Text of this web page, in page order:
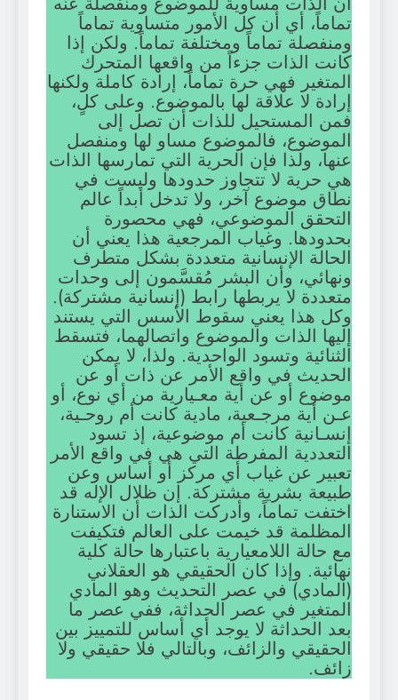
تماماً، أي أن كل الأمور متساوية تماماً
ومنفصلة تماماً ومختلفة تماماً. ولكن إذا
كانت الذات جزءاً من واقعها المتحرك
المتغير فهي حرة تماماً، إرادة كاملة ولكنها
إرادة لا علاقة لها بالموضوع. وعلى كلٍ،
فمن المستحيل للذات أن تصل إلى
الموضوع، فالموضوع مساو لها ومنفصل
عنها، ولذا فإن الحرية التي تمارسها الذات
هي حرية لا تتجاوز حدودها وليست في
نطاق موضوع آخر، ولا تدخل أبداً عالم
التحقق الموضوعي، فهي محصورة
بحدودها. وغياب المرجعية هذا يعني أن
الحالة الإنسانية متعددة بشكل متطرف
ونهائي، وأن البشر مُقسَّمون إلى وحدات
متعددة لا يربطها رابط (إنسانية مشتركة).
وكل هذا يعني سقوط الأسس التي يستند
إليها الذات والموضوع واتصالهما، فتسقط
الثنائية وتسود الواحدية. ولذا، لا يمكن
الحديث في واقع الأمر عن ذات أو عن
موضوع أو عن أية معـيارية من أي نوع، أو
عـن أية مرجـعية، مادية كانت أم روحـية،
إنسـانية كانت أم موضوعية، إذ تسود
التعددية المفرطة التي هي في واقع الأمر
تعبير عن غياب أي مركز أو أساس وعن
طبيعة بشرية مشتركة. إن ظلال الإله قد
اختفت تماماً، وأدركت الذات أن الاستنارة
المظلمة قد خيمت على العالم فتكيفت
مع حالة اللامعيارية باعتبارها حالة كلية
نهائية. وإذا كان الحقيقي هو العقلاني
(المادي) في عصر التحديث وهو المادي
المتغير في عصر الحداثة، ففي عصر ما
بعد الحداثة لا يوجد أي أساس للتمييز بين
الحقيقي والزائف، وبالتالي فلا حقيقي ولا
زائف.